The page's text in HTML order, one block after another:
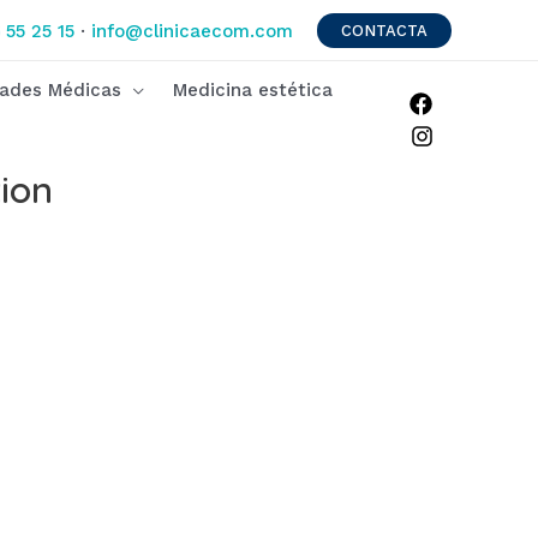
25 15 · info@clinicaecom.com CONTACTA
Médicas Medicina estética